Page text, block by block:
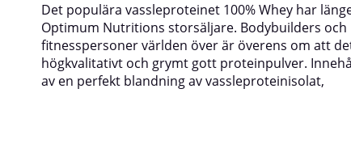
Det populära vassleproteinet 100% Whey har
Optimum Nutritions storsäljare. Bodybuilders och
fitnesspersoner världen över är överens om att
högkvalitativt och grymt gott proteinpulver.
av en perfekt blandning av vassleproteinisolat,